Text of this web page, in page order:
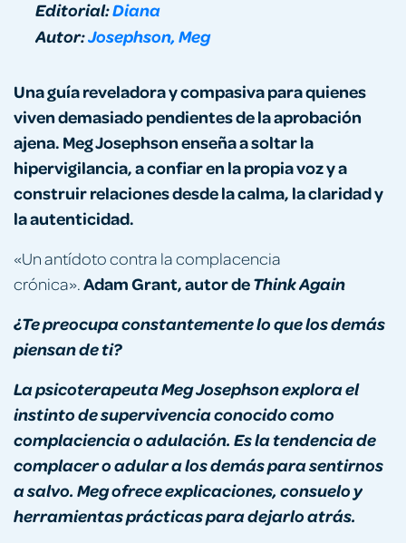
Una guía reveladora y compasiva para quienes
viven demasiado pendientes de la aprobación
ajena. Meg Josephson enseña a soltar la
hipervigilancia, a confiar en la propia voz y a
construir relaciones desde la calma, la claridad y
la autenticidad.
«Un antídoto contra la complacencia
crónica».Adam Grant, autor deThink Again
¿Te preocupa constantemente lo que los demás
piensan de ti?
La psicoterapeutaMeg Josephson explora el
instinto de supervivencia conocido como
complaciencia o adulación. Es la tendencia de
complacer o adular a los demás para sentirnos
a salvo. Meg ofrece explicaciones, consuelo y
herramientas prácticas para dejarlo atrás.
Editorial:Diana
Autor:Josephson, Meg